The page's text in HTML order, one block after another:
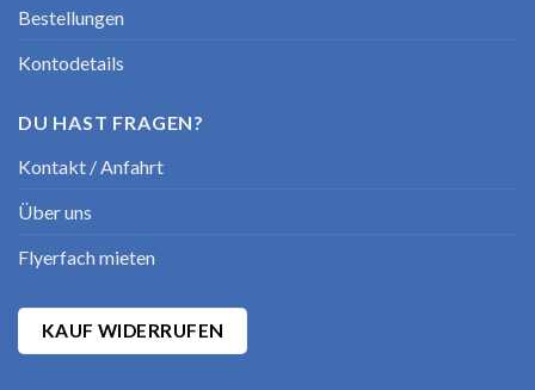
Bestellungen
Kontodetails
DU HAST FRAGEN?
Kontakt / Anfahrt
Über uns
Flyerfach mieten
KAUF WIDERRUFEN